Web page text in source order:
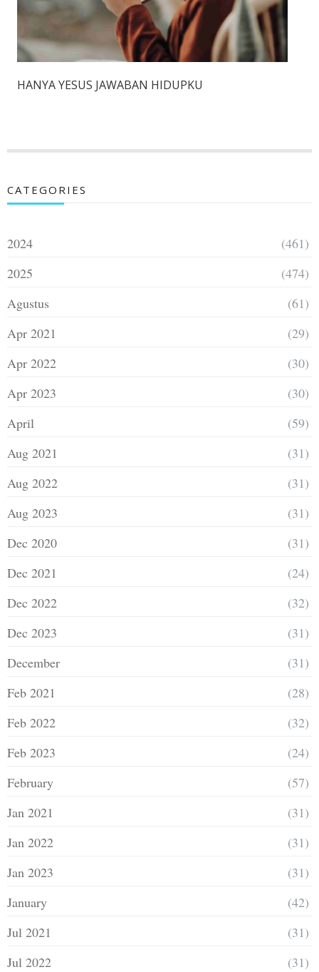
HANYA YESUS JAWABAN HIDUPKU
CATEGORIES
2024
(461)
2025
(474)
Agustus
(61)
Apr 2021
(29)
Apr 2022
(30)
Apr 2023
(30)
April
(59)
Aug 2021
(31)
Aug 2022
(31)
Aug 2023
(31)
Dec 2020
(31)
Dec 2021
(24)
Dec 2022
(32)
Dec 2023
(31)
December
(31)
Feb 2021
(28)
Feb 2022
(32)
Feb 2023
(24)
February
(57)
Jan 2021
(31)
Jan 2022
(31)
Jan 2023
(31)
January
(42)
Jul 2021
(31)
Jul 2022
(31)